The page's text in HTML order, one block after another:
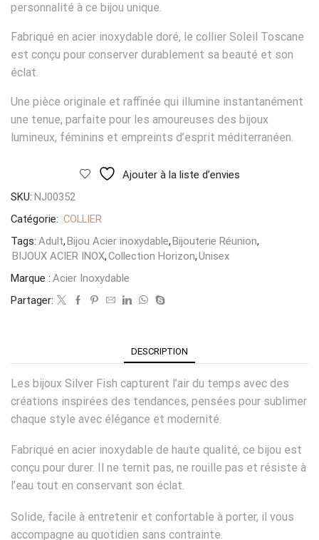
personnalité à ce bijou unique.
Fabriqué en acier inoxydable doré, le collier Soleil Toscane
est conçu pour conserver durablement sa beauté et son
éclat.
Une pièce originale et raffinée qui illumine instantanément
une tenue, parfaite pour les amoureuses des bijoux
lumineux, féminins et empreints d’esprit méditerranéen.
Ajouter à la liste d’envies
SKU: NJ00352
Catégorie: COLLIER
Tags: Adult,Bijou Acier inoxydable,Bijouterie Réunion,
BIJOUX ACIER INOX,Collection Horizon,Unisex
Marque : Acier Inoxydable
Partager:
DESCRIPTION
Les bijoux Silver Fish capturent l’air du temps avec des
créations inspirées des tendances, pensées pour sublimer
chaque style avec élégance et modernité.
Fabriqué en acier inoxydable de haute qualité, ce bijou est
conçu pour durer. Il ne ternit pas, ne rouille pas et résiste à
l’eau tout en conservant son éclat.
Solide, facile à entretenir et confortable à porter, il vous
accompagne au quotidien sans contrainte.